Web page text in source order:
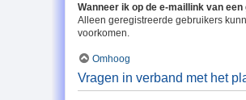
Wanneer ik op de e-maillink van
Alleen geregistreerde gebruikers
voorkomen.
Omhoog
Vragen in verband met het